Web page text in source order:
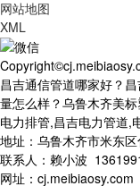
网站地图
XML
昌吉通信管道哪家好？
量怎么样？乌鲁木齐美
电力排管,昌吉电力管道,
地址：乌鲁木齐市米东
联系人：赖小波
网址：